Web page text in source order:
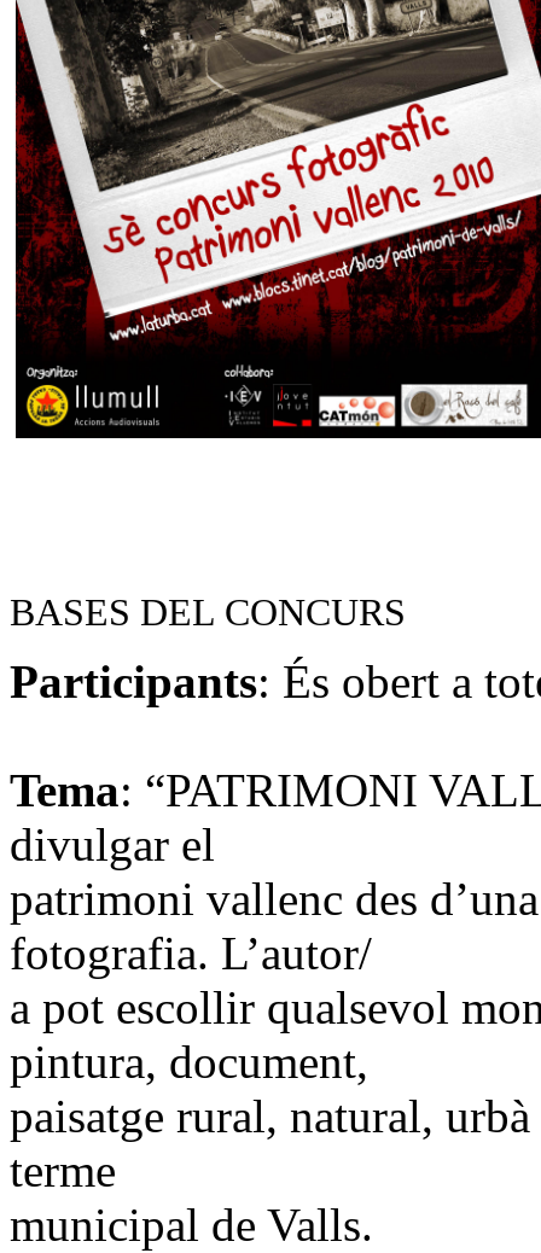
BASES DEL CONCURS
Participants: És obert a
Tema: “PATRIMONI
divulgar el
patrimoni vallenc des
fotografia. L’autor/
a pot escollir qualsevol
pintura, document,
paisatge rural, natural,
terme
municipal de Valls.